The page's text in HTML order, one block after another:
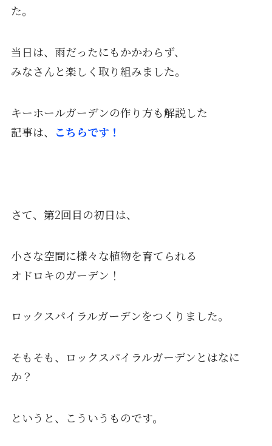
た。
当日は、雨だったにもかかわらず、
みなさんと楽しく取り組みました。
キーホールガーデンの作り方も解説した
記事は、
こちらです！
さて、第2回目の初日は、
小さな空間に様々な植物を育てられる
オドロキのガーデン！
ロックスパイラルガーデンをつくりました。
そもそも、ロックスパイラルガーデンとはなに
か？
というと、こういうものです。